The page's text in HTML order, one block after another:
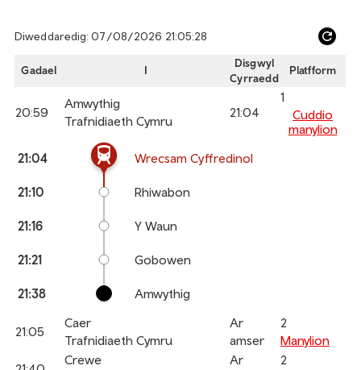
Diweddaredig: 07/08/2026 21:05:28
Gadael I
Disgwyl
Cyrraedd
Platfform
20:59
Amwythig
Trafnidiaeth Cymru
21:04
1
Cuddio
manylion
The train is currently at Wrecsam Cyffredinol.
points
Arrival
Station
name
21:04 Wrecsam Cyffredinol
21:10 Rhiwabon
21:16 Y Waun
21:21 Gobowen
21:38 Amwythig
21:05
Caer
Trafnidiaeth Cymru
Ar
amser
2
Manylion
Crewe
Ar
2